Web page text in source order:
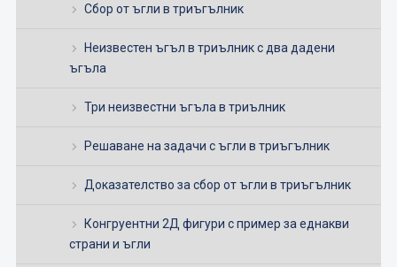
Сбор от ъгли в триъгълник
Неизвестен ъгъл в триълник с два дадени
ъгъла
Три неизвестни ъгъла в триълник
Решаване на задачи с ъгли в триъгълник
Доказателство за сбор от ъгли в триъгълник
Конгруентни 2Д фигури с пример за еднакви
страни и ъгли